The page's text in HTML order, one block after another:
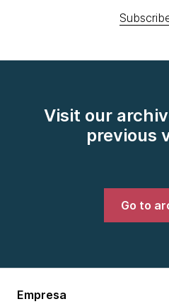
Visit our
previous
Go to
Empresa